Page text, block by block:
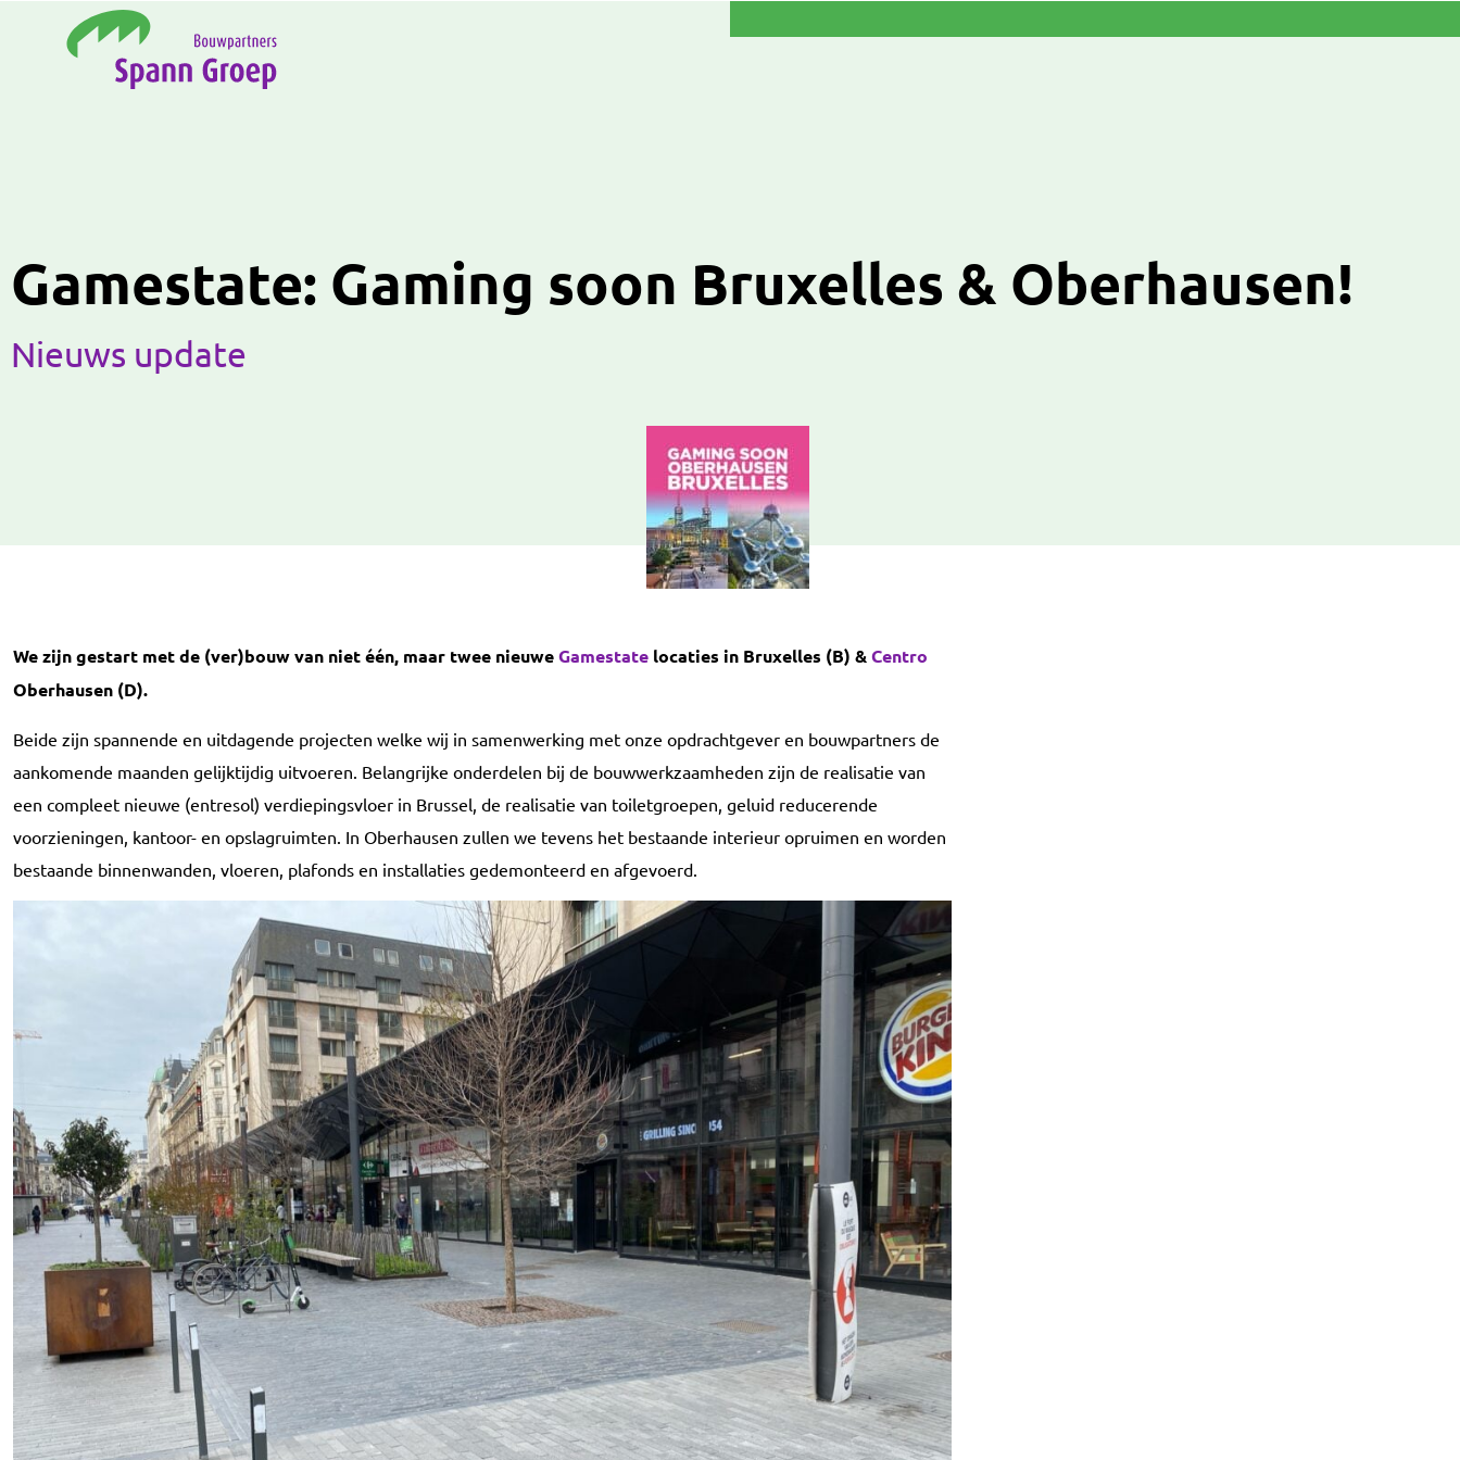
Gamestate: Gaming soon Bruxelles & Oberhausen!
Nieuws update
We zijn gestart met de (ver)bouw van niet één, maar twee nieuweGamestate locaties in Bruxelles (B) &Centro
Oberhausen (D).
Beide zijn spannende en uitdagende projecten welke wij in samenwerking met onze opdrachtgever en bouwpartners de
aankomende maanden gelijktijdig uitvoeren. Belangrijke onderdelen bij de bouwwerkzaamheden zijn de realisatie van
een compleet nieuwe (entresol) verdiepingsvloer in Brussel, de realisatie van toiletgroepen, geluid reducerende
voorzieningen, kantoor- en opslagruimten. In Oberhausen zullen we tevens het bestaande interieur opruimen en worden
bestaande binnenwanden, vloeren, plafonds en installaties gedemonteerd en afgevoerd.